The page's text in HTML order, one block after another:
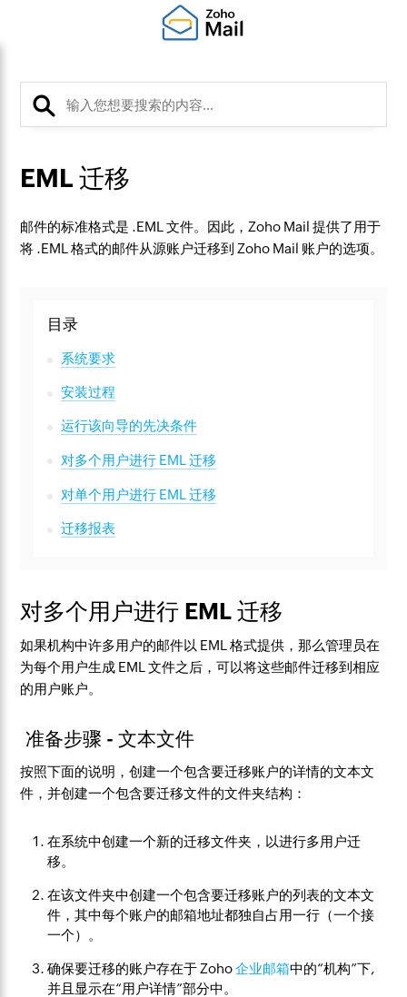
EML 迁移
邮件的标准格式是 .EML 文件。因此，Zoho Mail 提供了用于
将 .EML 格式的邮件从源账户迁移到 Zoho Mail 账户的选项。
目录
系统要求
安装过程
运行该向导的先决条件
对多个用户进行 EML 迁移
对单个用户进行 EML 迁移
迁移报表
对多个用户进行 EML 迁移
如果机构中许多用户的邮件以 EML 格式提供，那么管理员在
为每个用户生成 EML 文件之后，可以将这些邮件迁移到相应
的用户账户。
准备步骤 - 文本文件
按照下面的说明，创建一个包含要迁移账户的详情的文本文
件，并创建一个包含要迁移文件的文件夹结构：
在系统中创建一个新的迁移文件夹，以进行多用户迁
移。
在该文件夹中创建一个包含要迁移账户的列表的文本文
件，其中每个账户的邮箱地址都独自占用一行（一个接
一个）。
确保要迁移的账户存在于 Zoho企业邮箱中的“机构”下,
并且显示在“用户详情”部分中。